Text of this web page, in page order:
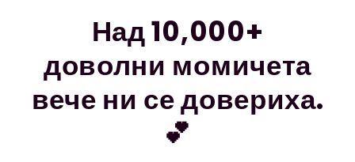
Над 10,000+
доволни момичета
вече ни се довериха.
💕